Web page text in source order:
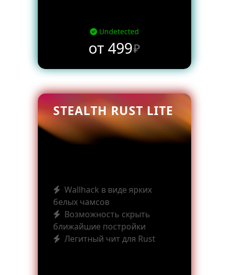
Undetected
от 499₽
STEALTH RUST LITE
Wallhack в виде ярких
белых чамсов
Возможность скрыть
ближайшие постройки
Легитный чит для Rust